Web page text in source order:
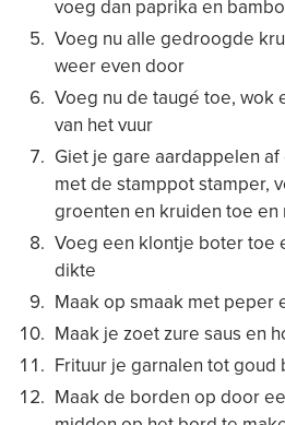
voeg dan paprika en
Voeg nu alle gedroogde
weer even door
Voeg nu de taugé toe, wok
van het vuur
Giet je gare aardappelen
met de stamppot stamper,
groenten en kruiden toe
Voeg een klontje boter toe
dikte
Maak op smaak met peper
Maak je zoet zure saus en
Frituur je garnalen tot
Maak de borden op door